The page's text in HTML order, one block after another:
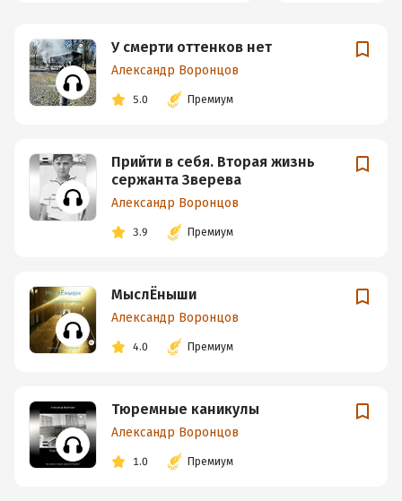
У смерти оттенков нет
Александр Воронцов
5.0 Премиум
Прийти в себя. Вторая жизнь
сержанта Зверева
Александр Воронцов
3.9 Премиум
МыслЁныши
Александр Воронцов
4.0 Премиум
Тюремные каникулы
Александр Воронцов
1.0 Премиум